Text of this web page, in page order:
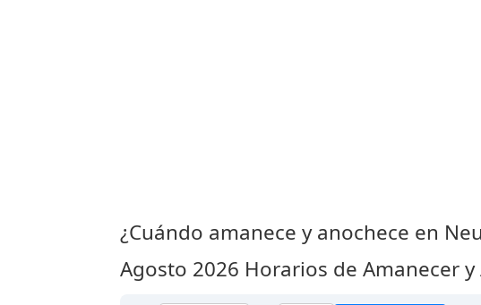
¿Cuándo amanece y anochece en
Agosto 2026 Horarios de Amanecer